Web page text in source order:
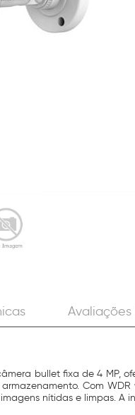
Avaliações
bullet fixa de 4
Com
nítidas e limpas.